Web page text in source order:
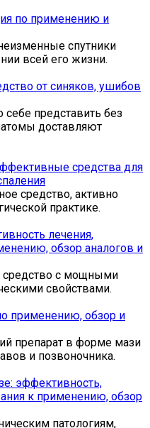
по применению и
спутники
всей его жизни.
от синяков, ушибов
представить без
доставляют
средства для
средство, активно
практике.
лечения,
обзор аналогов и
средство с мощными
свойствами.
применению, обзор и
препарат в форме мази
и позвоночника.
эффективность,
к применению, обзор
патологиям,